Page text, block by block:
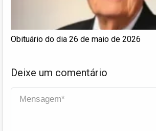
Obituário do dia 26 de maio de 2026
Deixe um comentário